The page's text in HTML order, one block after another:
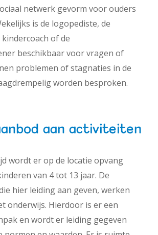
netwerk gevorm voor ouders
is de logopediste, de
of de
beschikbaar voor vragen of
problemen of stagnaties in de
worden besproken.
aan activiteiten
wordt er op de locatie opvang
van 4 tot 13 jaar. De
hier leiding aan geven, werken
onderwijs. Hierdoor is er een
en wordt er leiding gegeven